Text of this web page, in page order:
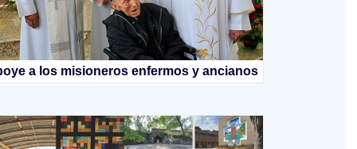
a los misioneros enfermos y ancianos